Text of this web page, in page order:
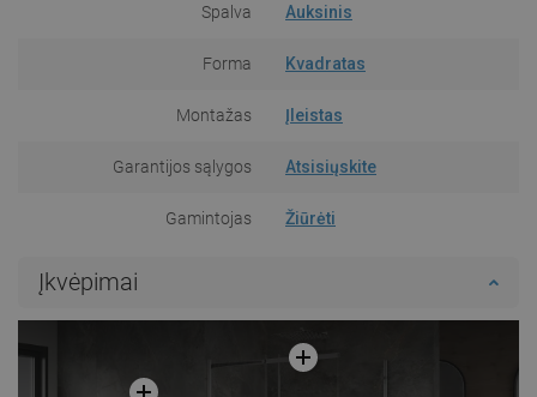
Spalva Auksinis
Forma Kvadratas
Montažas Įleistas
Garantijos sąlygos Atsisiųskite
Gamintojas Žiūrėti
Įkvėpimai